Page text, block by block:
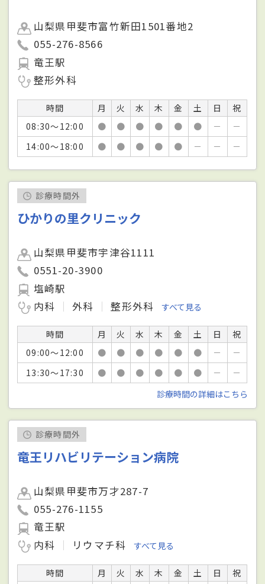
山梨県甲斐市富竹新田1501番地2
055-276-8566
竜王駅
整形外科
時間 月 火 水 木 金 土 日
祝
08:30～12:00
● ● ● ● ● ● －
－
14:00～18:00
● ● ● ● ● － － －
診療時間外
ひかりの里クリニック
山梨県甲斐市宇津谷1111
0551-20-3900
塩崎駅
内科
外科 整形外科 すべて見る
時間 月 火 水 木 金 土 日
祝
09:00～12:00
● ● ● ● ● ● －
－
13:30～17:30
● ● ● ● ● ● －
－
診療時間の詳細はこちら
診療時間外
竜王リハビリテーション病院
山梨県甲斐市万才287-7
055-276-1155
竜王駅
内科
リウマチ科 すべて見る
時間 月 火 水 木 金 土 日
祝